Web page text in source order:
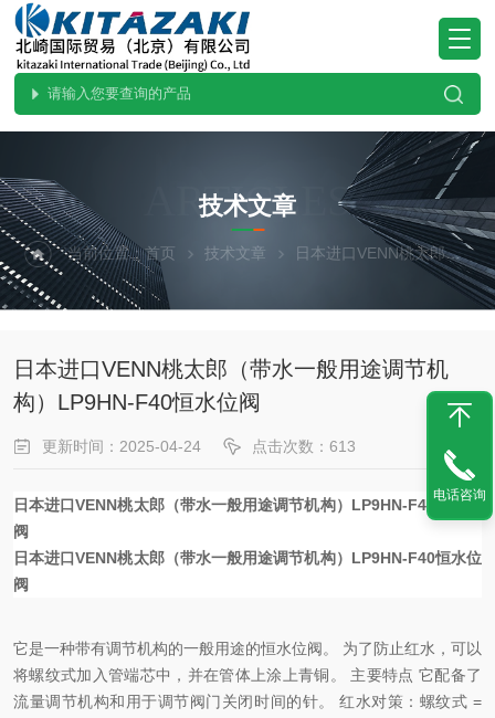
ARTICLES
技术文章
当前位置：首页 技术文章 日本进口VENN桃太郎（带水一般用途调节机构）LP9HN-F40恒水位阀
日本进口VENN桃太郎（带水一般用途调节机
构）LP9HN-F40恒水位阀
更新时间：2025-04-24 点击次数：613
日本进口VENN桃太郎（带水一般用途调节机构）LP9HN-F40恒水位
阀
日本进口VENN桃太郎（带水一般用途调节机构）LP9HN-F40恒水位
阀
它是一种带有调节机构的一般用途的恒水位阀。 为了防止红水，可以
将螺纹式加入管端芯中，并在管体上涂上青铜。 主要特点 它配备了
流量调节机构和用于调节阀门关闭时间的针。 红水对策：螺纹式 =
电话咨询